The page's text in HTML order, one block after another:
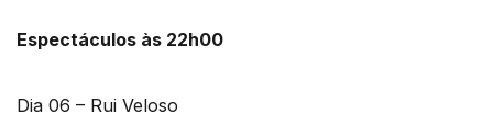
Espectáculos às 22h00
Dia 06 – Rui Veloso